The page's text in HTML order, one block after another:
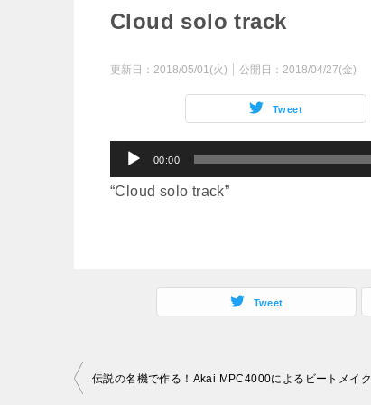
Cloud solo track
更新日： 2018/05/01(火) 公開日： 2018/04/27(金)
Tweet
声
00:00
“Cloud solo track”
Tweet
投伝説の名機で作る！Akai MPC4000によるビートメイク